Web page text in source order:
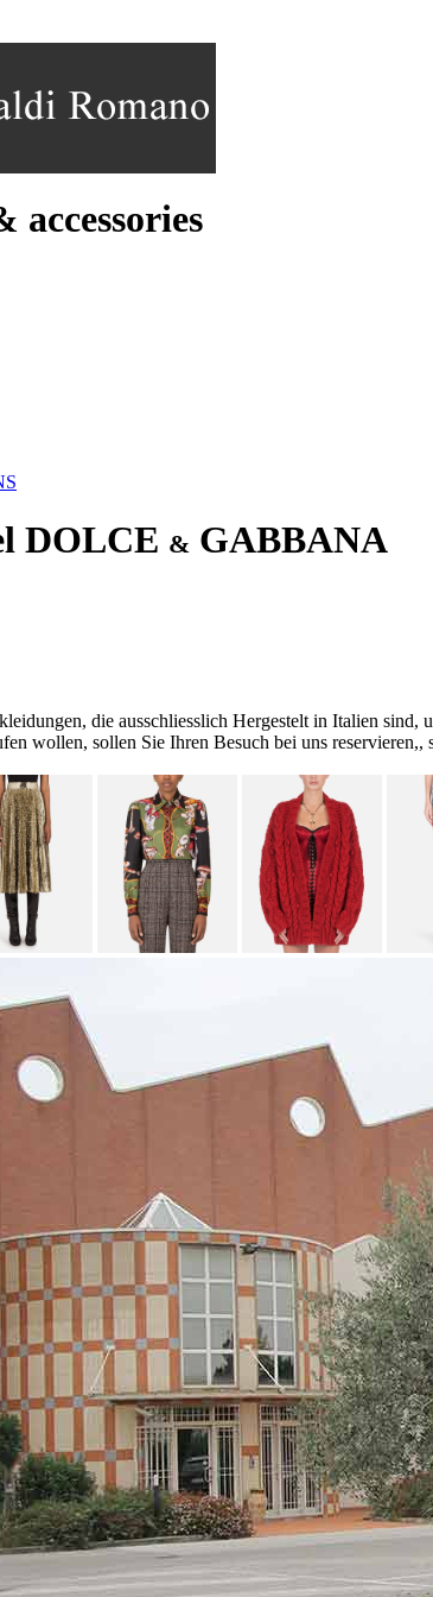
DOLCE & GABBANA
die ausschliesslich Hergestelt in Italien
wollen, sollen Sie Ihren Besuch bei uns